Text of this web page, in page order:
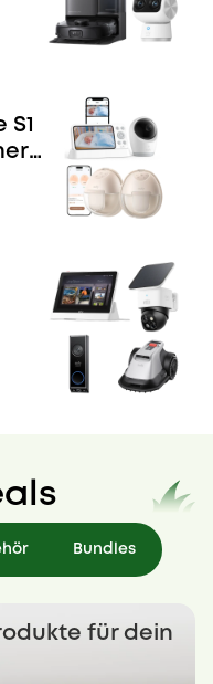
Bundles
für dein